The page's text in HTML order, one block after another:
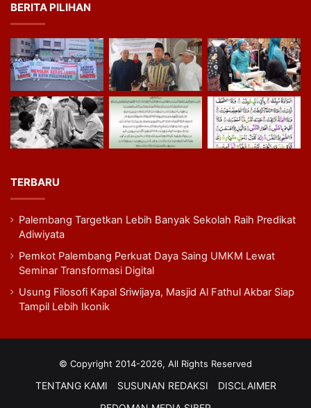
BERITA PILIHAN
TERBARU
Palembang Targetkan Lebih Banyak Sekolah Raih Predikat
Adiwiyata
Pemkot Palembang Perkuat Daya Saing UMKM Lewat
Seminar Transformasi Digital
Usung Filosofi Kapal Sriwijaya, Masjid Al Fathul Akbar Siap
Tampil Lebih Ikonik
© Copyright 2014-2026, All Rights Reserved
TENTANG KAMI SUSUNAN REDAKSI
DISCLAIMER